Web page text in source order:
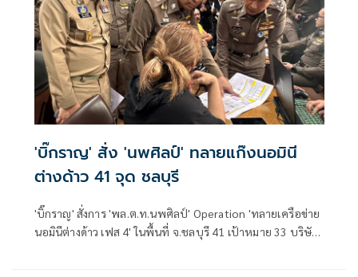
'บิ๊กราญ' สั่ง 'นพศิลป์' ทลายแก๊งนอมินี
ต่างด้าว 41 จุด ชลบุรี
'บิ๊กราญ' สั่งการ 'พล.ต.ท.นพศิลป์' Operation 'ทลายเครือข่าย
นอมินีต่างด้าว เฟส 4' ในพื้นที่ จ.ชลบุรี 41 เป้าหมาย 33 บริษัท